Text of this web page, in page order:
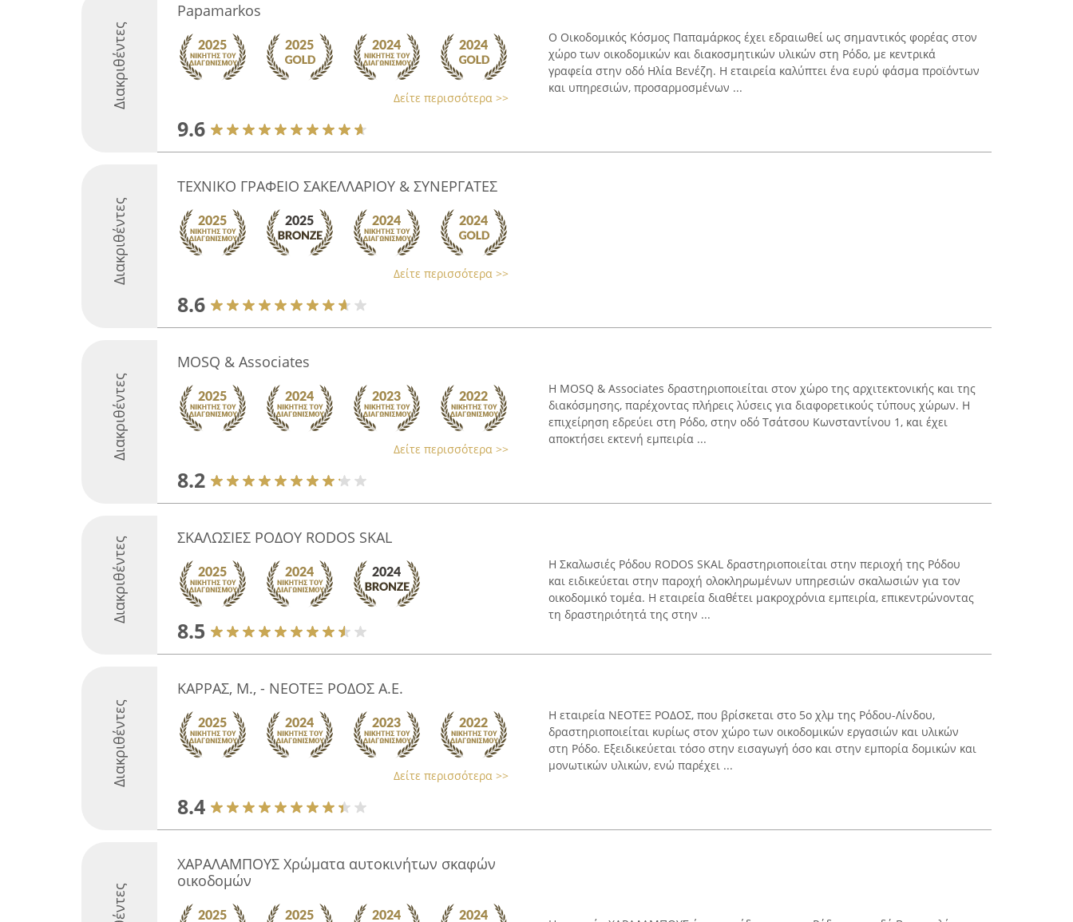
Διακριθέντες
Papamarkos
Δείτε περισσότερα >>
9.6
Ο Οικοδομικός Κόσμος Παπαμάρκος έχει εδραιωθεί ως σημαντικός φορέας στον
χώρο των οικοδομικών και διακοσμητικών υλικών στη Ρόδο, με κεντρικά
γραφεία στην οδό Ηλία Βενέζη. Η εταιρεία καλύπτει ένα ευρύ φάσμα προϊόντων
και υπηρεσιών, προσαρμοσμένων ...
Διακριθέντες
ΤΕΧΝΙΚΟ ΓΡΑΦΕΙΟ ΣΑΚΕΛΛΑΡΙΟΥ & ΣΥΝΕΡΓΑΤΕΣ
Δείτε περισσότερα >>
8.6
Διακριθέντες
MOSQ & Associates
Δείτε περισσότερα >>
8.2
Η MOSQ & Associates δραστηριοποιείται στον χώρο της αρχιτεκτονικής και της
διακόσμησης, παρέχοντας πλήρεις λύσεις για διαφορετικούς τύπους χώρων. Η
επιχείρηση εδρεύει στη Ρόδο, στην οδό Τσάτσου Κωνσταντίνου 1, και έχει
αποκτήσει εκτενή εμπειρία ...
Διακριθέντες ΣΚΑΛΩΣΙΕΣ ΡΟΔΟΥ RODOS SKAL
8.5
Η Σκαλωσιές Ρόδου RODOS SKAL δραστηριοποιείται στην περιοχή της Ρόδου
και ειδικεύεται στην παροχή ολοκληρωμένων υπηρεσιών σκαλωσιών για τον
οικοδομικό τομέα. Η εταιρεία διαθέτει μακροχρόνια εμπειρία, επικεντρώνοντας
τη δραστηριότητά της στην ...
Διακριθέντες
ΚΑΡΡΑΣ, Μ., - ΝΕΟΤΕΞ ΡΟΔΟΣ Α.Ε.
Δείτε περισσότερα >>
8.4
Η εταιρεία ΝΕΟΤΕΞ ΡΟΔΟΣ, που βρίσκεται στο 5ο χλμ της Ρόδου-Λίνδου,
δραστηριοποιείται κυρίως στον χώρο των οικοδομικών εργασιών και υλικών
στη Ρόδο. Εξειδικεύεται τόσο στην εισαγωγή όσο και στην εμπορία δομικών και
μονωτικών υλικών, ενώ παρέχει ...
ΧΑΡΑΛΑΜΠΟΥΣ Χρώματα αυτοκινήτων σκαφών
οικοδομών